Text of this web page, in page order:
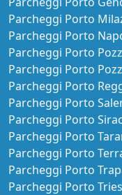
Parcheggi Porto
Parcheggi Porto
Parcheggi Porto
Parcheggi Porto
Parcheggi Porto
Parcheggi Porto
Parcheggi Porto
Parcheggi Porto
Parcheggi Porto
Parcheggi Porto
Parcheggi Porto